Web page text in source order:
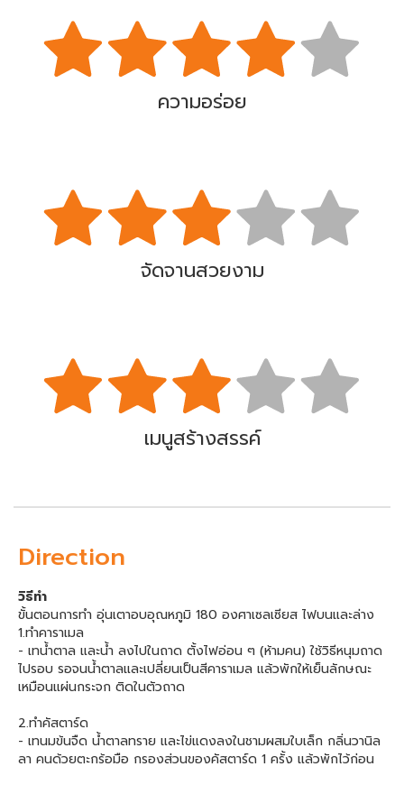
ความอร่อย
จัดจานสวยงาม
เมนูสร้างสรรค์
Direction
วิธีทำ
ขั้นตอนการทำ อุ่นเตาอบอุณหภูมิ 180 องศาเซลเซียส ไฟบนและล่าง
1.ทำคาราเมล
- เทน้ำตาล และน้ำ ลงไปในถาด ตั้งไฟอ่อน ๆ (ห้ามคน) ใช้วิธีหนุมถาด
ไปรอบ รอจนน้ำตาลและเปลี่ยนเป็นสีคาราเมล แล้วพักให้เย็นลักษณะ
เหมือนแผ่นกระจก ติดในตัวถาด
2.ทำคัสตาร์ด
- เทนมข้นจืด น้ำตาลทราย และไข่แดงลงในชามผสมใบเล็ก กลิ่นวานิล
ลา คนด้วยตะกร้อมือ กรองส่วนของคัสตาร์ด 1 ครั้ง แล้วพักไว้ก่อน